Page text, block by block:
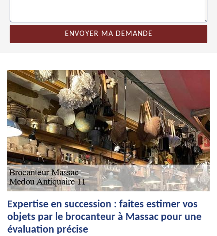
Expertise en succession : faites estimer vos
objets par le brocanteur à Massac pour une
évaluation précise